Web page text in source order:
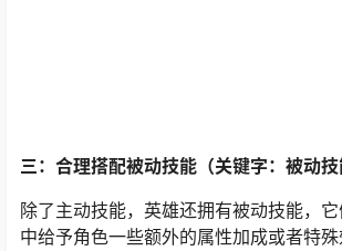
三：合理搭配被动技能（关键字：被动技
除了主动技能，英雄还拥有被动技能，
中给予角色一些额外的属性加成或者特